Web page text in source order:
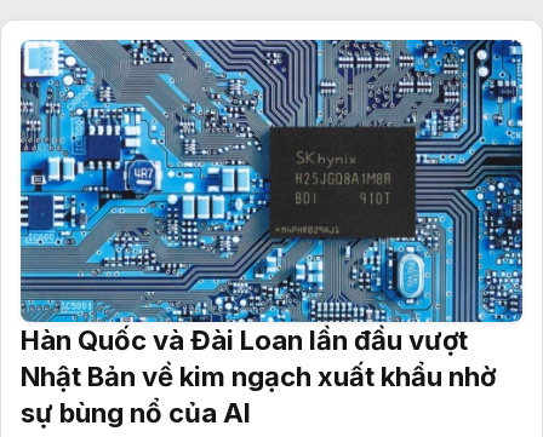
Hàn Quốc và Đài Loan lần đầu vượt
Nhật Bản về kim ngạch xuất khẩu nhờ
sự bùng nổ của AI